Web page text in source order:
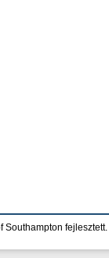
Southampton fejlesztett.